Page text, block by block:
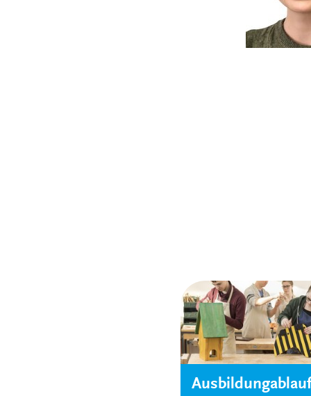
Ausbildungablauf